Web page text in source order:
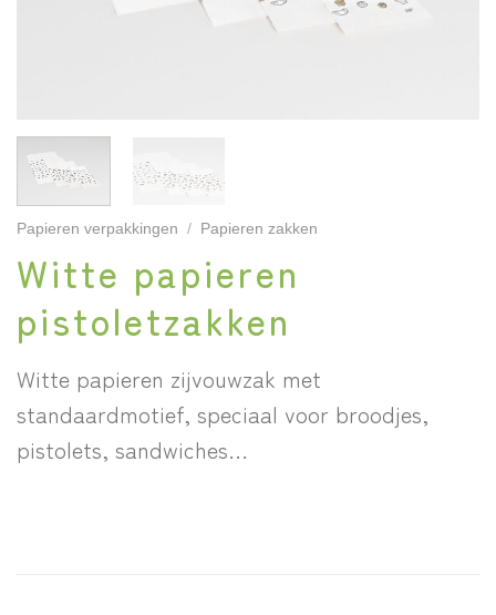
Papieren verpakkingen / Papieren zakken
Witte papieren
pistoletzakken
Witte papieren zijvouwzak met
standaardmotief, speciaal voor broodjes,
pistolets, sandwiches…